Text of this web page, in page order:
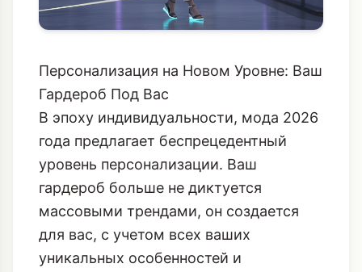
Персонализация на Новом Уровне: Ваш
Гардероб Под Вас
В эпоху индивидуальности, мода 2026
года предлагает беспрецедентный
уровень персонализации. Ваш
гардероб больше не диктуется
массовыми трендами, он создается
для вас, с учетом всех ваших
уникальных особенностей и